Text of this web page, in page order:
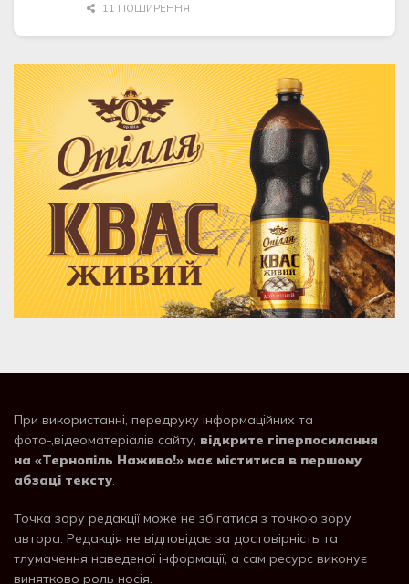
11 ПОШИРЕННЯ
При використанні, передруку інформаційних та
фото-,відеоматеріалів сайту, відкрите гіперпосилання
на «Тернопіль Наживо!» має міститися в першому
абзаці тексту.
Точка зору редакції може не збігатися з точкою зору
автора. Редакція не відповідає за достовірність та
тлумачення наведеної інформації, а сам ресурс виконує
винятково роль носія.